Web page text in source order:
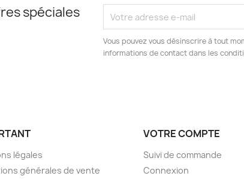
spéciales
Vous pouvez vous désinscrire à tout
informations de contact dans les
légales
générales de vente
VOTRE COMPTE
Suivi de commande
Connexion